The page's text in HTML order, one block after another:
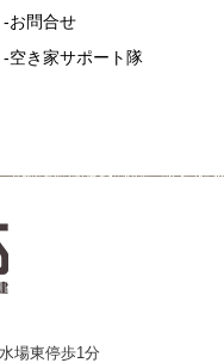
お問合せ
空き家サポート隊
場東停歩1分